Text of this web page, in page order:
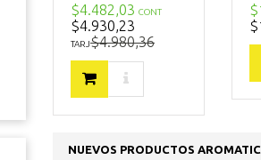
$4.482,03 CONT
$4.930,23
TARJ$4.980,36
NUEVOS PRODUCTOS